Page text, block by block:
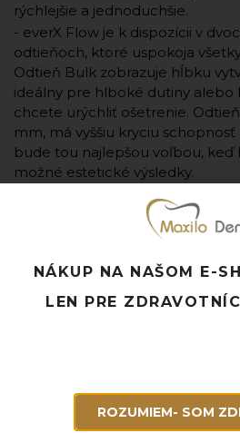
rýchlejšie a jednoduchšie.
- everX Flow je k dispozícii v
odtieňoch, ktoré uspokoja
Odtieň Bulk zobrazuje hĺbku
ideálny pre hlboké dutiny alebo
chcete urýchliť ošetrenie.
mm, má vyššiu kryciu schopnosť
bude tou najlepšou voľbou, keď
možné estetické výsledky.
- Jednotka množstva: bal. (1 bal.
Pridať k obľúbeným
Doprava ZADARMO pri objednávke
NÁKUP NA NAŠOM E-
LEN PRE
ROZUMIEM- SOM